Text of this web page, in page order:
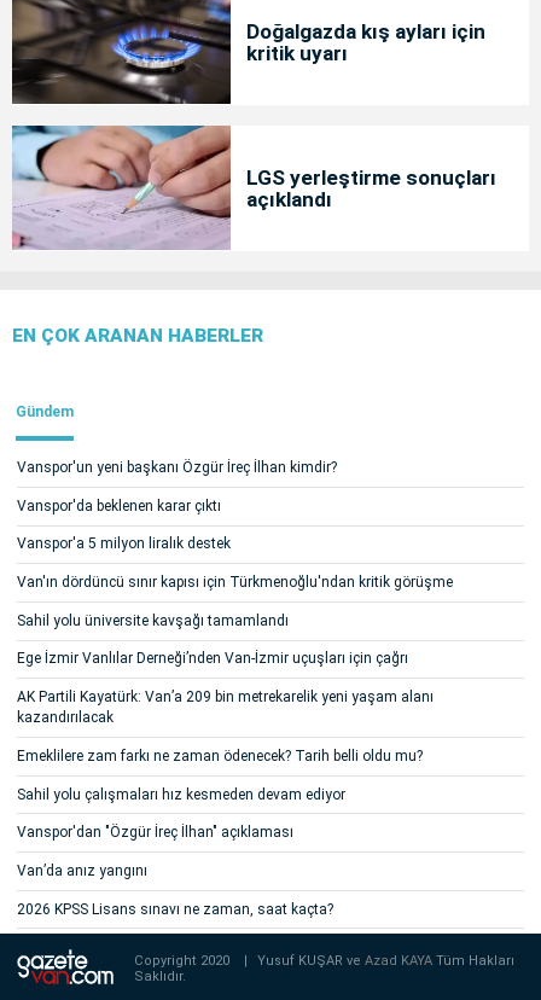
Doğalgazda kış ayları için
kritik uyarı
LGS yerleştirme sonuçları
açıklandı
EN ÇOK ARANAN HABERLER
Gündem
Vanspor'un yeni başkanı Özgür İreç İlhan kimdir?
Vanspor'da beklenen karar çıktı
Vanspor'a 5 milyon liralık destek
Van'ın dördüncü sınır kapısı için Türkmenoğlu'ndan kritik görüşme
Sahil yolu üniversite kavşağı tamamlandı
Ege İzmir Vanlılar Derneği’nden Van-İzmir uçuşları için çağrı
AK Partili Kayatürk: Van’a 209 bin metrekarelik yeni yaşam alanı
kazandırılacak
Emeklilere zam farkı ne zaman ödenecek? Tarih belli oldu mu?
Sahil yolu çalışmaları hız kesmeden devam ediyor
Vanspor'dan "Özgür İreç İlhan" açıklaması
Van’da anız yangını
2026 KPSS Lisans sınavı ne zaman, saat kaçta?
Copyright 2020 Yusuf KUŞAR veAzad KAYATüm Hakları
Saklıdır.